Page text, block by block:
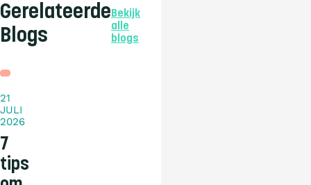
Gerelateerde
Blogs
Bekijk
alle
blogs
21
JULI
2026
7
tips